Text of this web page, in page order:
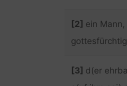
[2] ein
[3] d(er